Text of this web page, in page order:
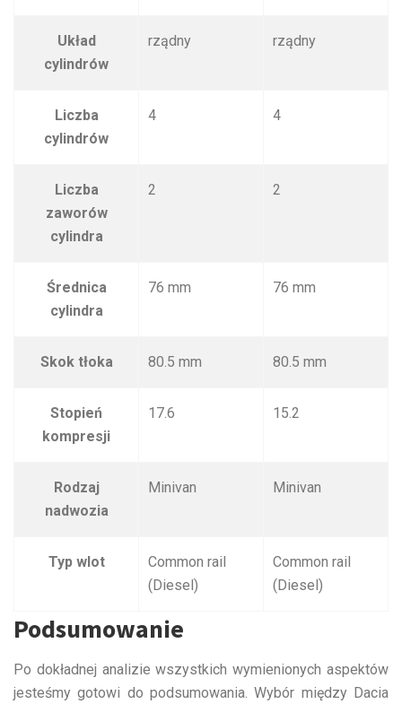
Układ
cylindrów
rządny rządny
Liczba
cylindrów
4 4
Liczba
zaworów
cylindra
2 2
Średnica
cylindra
76 mm 76 mm
Skok tłoka 80.5 mm 80.5 mm
Stopień
kompresji
17.6 15.2
Rodzaj
nadwozia
Minivan Minivan
Typ wlot
Common rail
(Diesel)
Common rail
(Diesel)
Podsumowanie
Po dokładnej analizie wszystkich wymienionych aspektów
jesteśmy gotowi do podsumowania. Wybór między Dacia